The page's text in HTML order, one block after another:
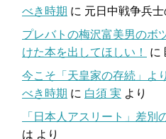
べき時期 に 元日中戦争兵
プレバトの梅沢富美男のボ
けた本を出してほしい！
に
今こそ「天皇家の存続」よ
べき時期 に 白須 実 より
「日本人アスリート」差別
は より